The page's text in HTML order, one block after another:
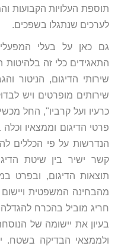
תוספת העלויות
לערכים שנתגלו בשפכים.
גם כאן על בעלי
התאגידים כלי זה בלהיטות
שירותי הדיגום, הניטור
שירותים מופרטים ויש
כרעיו ועל קרביו", החל
פרטי הדיגום וממצאיו
הנדרשות על פי הכללים
קשר ישיר בין שיטת
תוצאות הדיגום, ובפרט
מהבחינה המשפטית
חריג מוביל בהכרח
בעיון את יישומה של
ולממצאי הבדיקה בשטח.